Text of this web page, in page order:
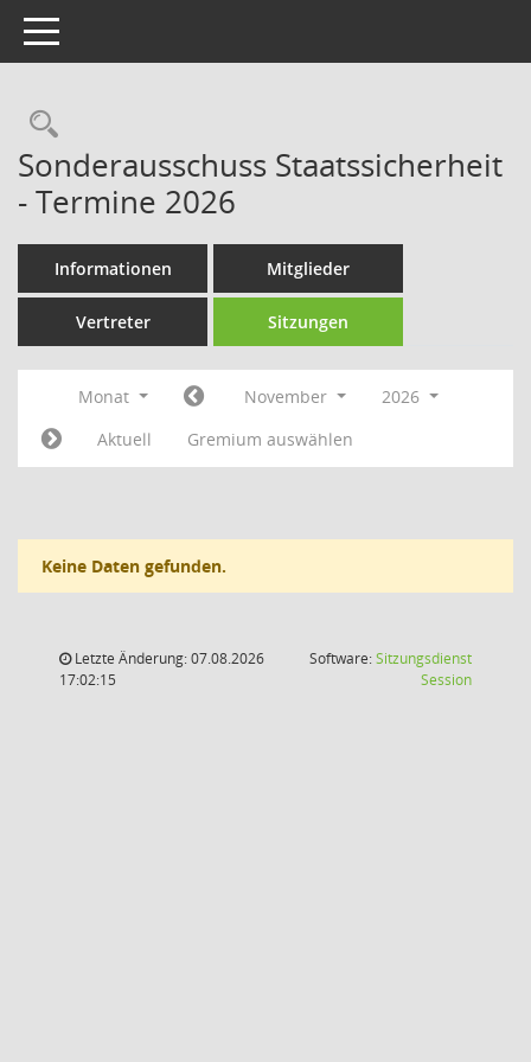
Toggle navigation
Rechercheauswahl
Sonderausschuss Staatssicherheit
- Termine 2026
Informationen Mitglieder
Vertreter Sitzungen
Monat November
2026
Aktuell
Gremium auswählen
Keine Daten gefunden.
Letzte Änderung: 07.08.2026
17:02:15
Software:Sitzungsdienst
Session(Wird in